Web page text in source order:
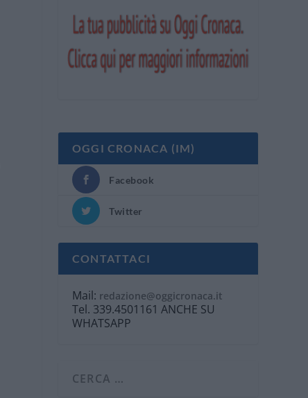
OGGI CRONACA (IM)
Facebook
Twitter
CONTATTACI
Mail: redazione@oggicronaca.it
Tel. 339.4501161 ANCHE SU
WHATSAPP